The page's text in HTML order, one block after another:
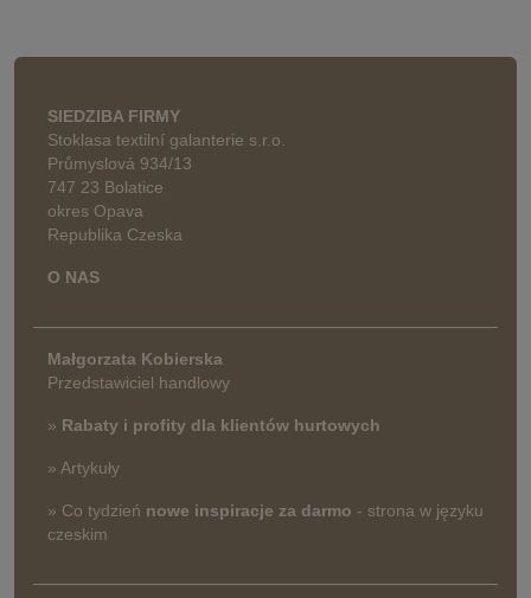
SIEDZIBA FIRMY
Stoklasa textilní galanterie s.r.o.
Průmyslová 934/13
747 23 Bolatice
okres Opava
Republika Czeska
O NAS
Małgorzata Kobierska
Przedstawiciel handlowy
» Rabaty i profity dla klientów hurtowych
» Artykuły
» Co tydzień nowe inspiracje za darmo - strona w języku
czeskim